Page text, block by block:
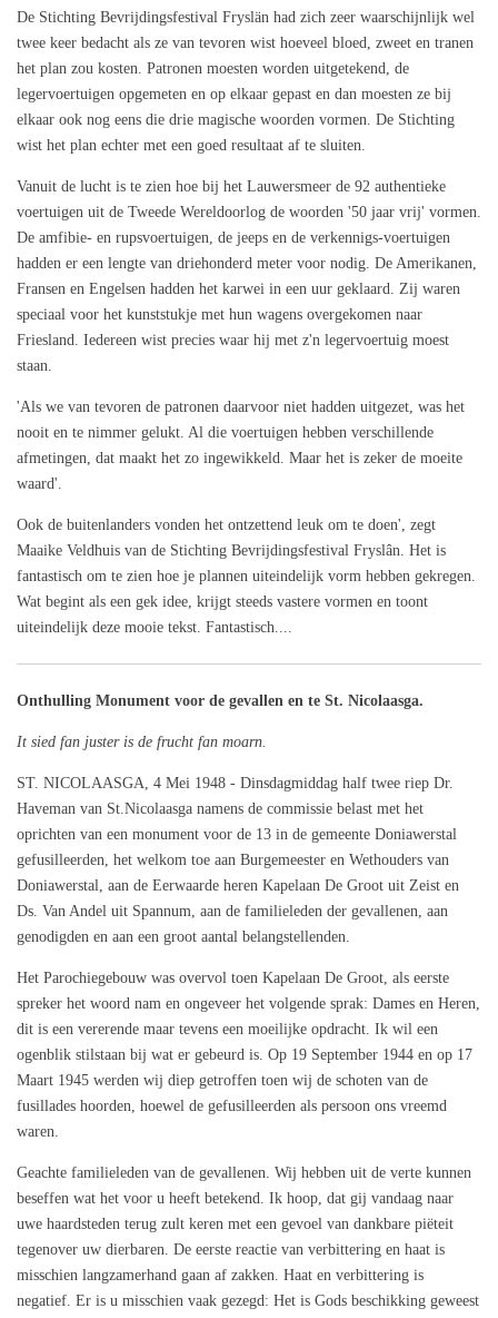
De Stichting Bevrijdingsfestival Fryslän had zich zeer waarschijnlijk wel
twee keer bedacht als ze van tevoren wist hoeveel bloed, zweet en tranen
het plan zou kosten. Patronen moesten worden uitgetekend, de
legervoertuigen opgemeten en op elkaar gepast en dan moesten ze bij
elkaar ook nog eens die drie magische woorden vormen. De Stichting
wist het plan echter met een goed resultaat af te sluiten.
Vanuit de lucht is te zien hoe bij het Lauwersmeer de 92 authentieke
voertuigen uit de Tweede Wereldoorlog de woorden '50 jaar vrij' vormen.
De amfibie- en rupsvoertuigen, de jeeps en de verkennigs-voertuigen
hadden er een lengte van driehonderd meter voor nodig. De Amerikanen,
Fransen en Engelsen hadden het karwei in een uur geklaard. Zij waren
speciaal voor het kunststukje met hun wagens overgekomen naar
Friesland. Iedereen wist precies waar hij met z'n legervoertuig moest
staan.
'Als we van tevoren de patronen daarvoor niet hadden uitgezet, was het
nooit en te nimmer gelukt. Al die voertuigen hebben verschillende
afmetingen, dat maakt het zo ingewikkeld. Maar het is zeker de moeite
waard'.
Ook de buitenlanders vonden het ontzettend leuk om te doen', zegt
Maaike Veldhuis van de Stichting Bevrijdingsfestival Fryslân. Het is
fantastisch om te zien hoe je plannen uiteindelijk vorm hebben gekregen.
Wat begint als een gek idee, krijgt steeds vastere vormen en toont
uiteindelijk deze mooie tekst. Fantastisch....
Onthulling Monument voor de gevallen en te St. Nicolaasga.
It sied fan juster is de frucht fan moarn.
ST. NICOLAASGA, 4 Mei 1948 - Dinsdagmiddag half twee riep Dr.
Haveman van St.Nicolaasga namens de commissie belast met het
oprichten van een monument voor de 13 in de gemeente Doniawerstal
gefusilleerden, het welkom toe aan Burgemeester en Wethouders van
Doniawerstal, aan de Eerwaarde heren Kapelaan De Groot uit Zeist en
Ds. Van Andel uit Spannum, aan de familieleden der gevallenen, aan
genodigden en aan een groot aantal belangstellenden.
Het Parochiegebouw was overvol toen Kapelaan De Groot, als eerste
spreker het woord nam en ongeveer het volgende sprak: Dames en Heren,
dit is een vererende maar tevens een moeilijke opdracht. Ik wil een
ogenblik stilstaan bij wat er gebeurd is. Op 19 September 1944 en op 17
Maart 1945 werden wij diep getroffen toen wij de schoten van de
fusillades hoorden, hoewel de gefusilleerden als persoon ons vreemd
waren.
Geachte familieleden van de gevallenen. Wij hebben uit de verte kunnen
beseffen wat het voor u heeft betekend. Ik hoop, dat gij vandaag naar
uwe haardsteden terug zult keren met een gevoel van dankbare piëteit
tegenover uw dierbaren. De eerste reactie van verbittering en haat is
misschien langzamerhand gaan af zakken. Haat en verbittering is
negatief. Er is u misschien vaak gezegd: Het is Gods beschikking geweest